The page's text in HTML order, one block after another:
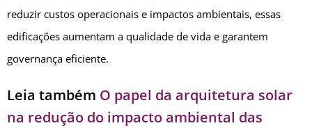
reduzir custos operacionais e impactos ambientais, essas
edificações aumentam a qualidade de vida e garantem
governança eficiente.
Leia também O papel da arquitetura solar
na redução do impacto ambiental das